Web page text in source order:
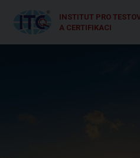
INSTITUT PRO
A CERTIFIKACI